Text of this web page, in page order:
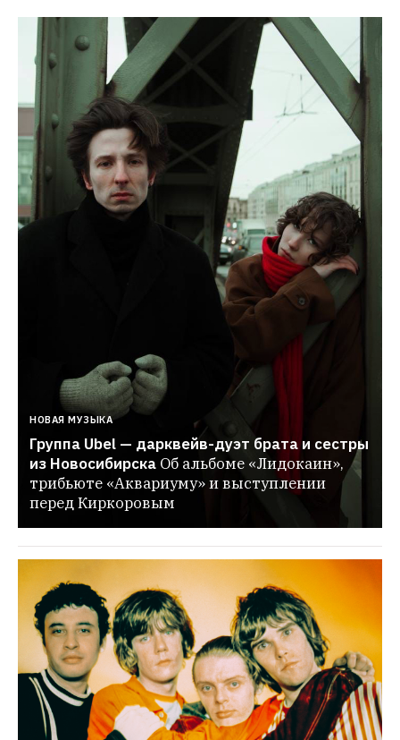
НОВАЯ МУЗЫКА
Группа Ubel — дарквейв-дуэт брата и сестры
из Новосибирска Об альбоме «Лидокаин»,
трибьюте «Аквариуму» и выступлении
перед Киркоровым